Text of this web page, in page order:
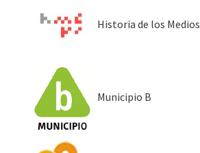
Historia de los Medios
Municipio B